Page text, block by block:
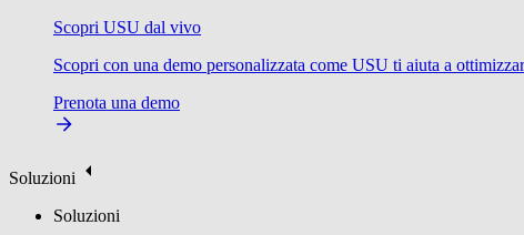
Scopri USU dal vivo
Scopri con una demo personalizzata come USU ti aiuta a
Prenota una demo
Soluzioni
Soluzioni